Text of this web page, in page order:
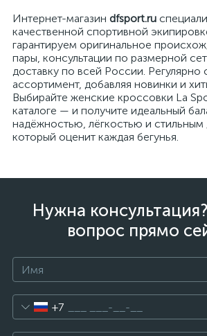
Интернет-магазин dfsport.ru
качественной спортивной
гарантируем оригинальное
пары, консультации по размерной
доставку по всей России. Регулярно
ассортимент, добавляя новинки и
Выбирайте женские кроссовки La
каталоге — и получите идеальный
надёжностью, лёгкостью и стильным
который оценит каждая бегунья.
Нужна
вопрос прямо
+7